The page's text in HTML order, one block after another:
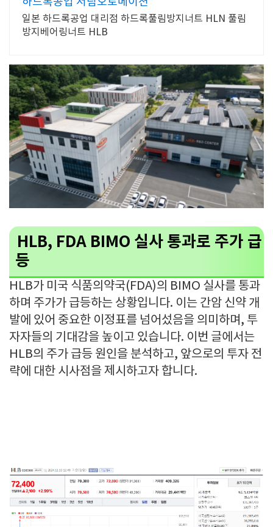
일본 하드록공업 대리점 하드록풀림방지너트 HLN 풀림
방지베어링너트 HLB
HLB, FDA BIMO 실사 통과로 주가 급
등
HLB가 미국 식품의약국(FDA)의 BIMO 실사를 통과
하며 주가가 급등하는 상황입니다. 이는 간암 신약 개
발에 있어 중요한 이정표를 넘어섰음을 의미하며, 투
자자들의 기대감을 높이고 있습니다. 이번 글에서는
HLB의 주가 급등 원인을 분석하고, 앞으로의 투자 전
략에 대한 시사점을 제시하고자 합니다.